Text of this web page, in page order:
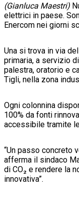
(Gianluca Maestri)
elettrici in paese.
Enercom nei giorni
Una si trova in via
primaria, a servizio
palestra, oratorio e
Tigli, nella zona
Ogni colonnina
100% da fonti
accessibile tramite
“Un passo concreto
afferma il sindaco
di CO₂ e rendere la
innovativa”.